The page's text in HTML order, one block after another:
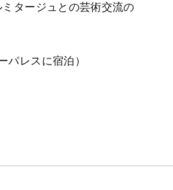
タージュとの芸術交流の
パレスに宿泊）